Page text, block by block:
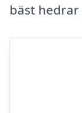
bäst